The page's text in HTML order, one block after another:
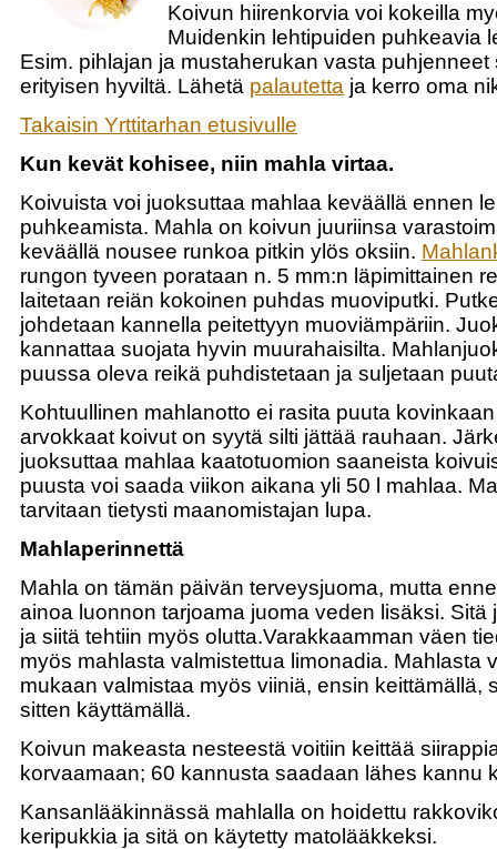
Koivun hiirenkorvia voi kokeilla
Muidenkin lehtipuiden puhkeavia
Esim. pihlajan ja mustaherukan vasta puhjenneet
erityisen hyviltä. Lähetä palautetta ja kerro oma
Takaisin Yrttitarhan etusivulle
Kun kevät kohisee, niin mahla virtaa.
Koivuista voi juoksuttaa mahlaa keväällä ennen
puhkeamista. Mahla on koivun juuriinsa
keväällä nousee runkoa pitkin ylös oksiin.
rungon tyveen porataan n. 5 mm:n läpimittainen
laitetaan reiän kokoinen puhdas muoviputki.
johdetaan kannella peitettyyn muoviämpäriin.
kannattaa suojata hyvin muurahaisilta.
puussa oleva reikä puhdistetaan ja suljetaan
Kohtuullinen mahlanotto ei rasita puuta
arvokkaat koivut on syytä silti jättää rauhaan.
juoksuttaa mahlaa kaatotuomion saaneista
puusta voi saada viikon aikana yli 50 l mahlaa.
tarvitaan tietysti maanomistajan lupa.
Mahlaperinnettä
Mahla on tämän päivän terveysjuoma, mutta
ainoa luonnon tarjoama juoma veden lisäksi. Sitä
ja siitä tehtiin myös olutta.Varakkaamman väen
myös mahlasta valmistettua limonadia. Mahlasta
mukaan valmistaa myös viiniä, ensin keittämällä,
sitten käyttämällä.
Koivun makeasta nesteestä voitiin keittää
korvaamaan; 60 kannusta saadaan lähes kannu
Kansanlääkinnässä mahlalla on hoidettu
keripukkia ja sitä on käytetty matolääkkeksi.